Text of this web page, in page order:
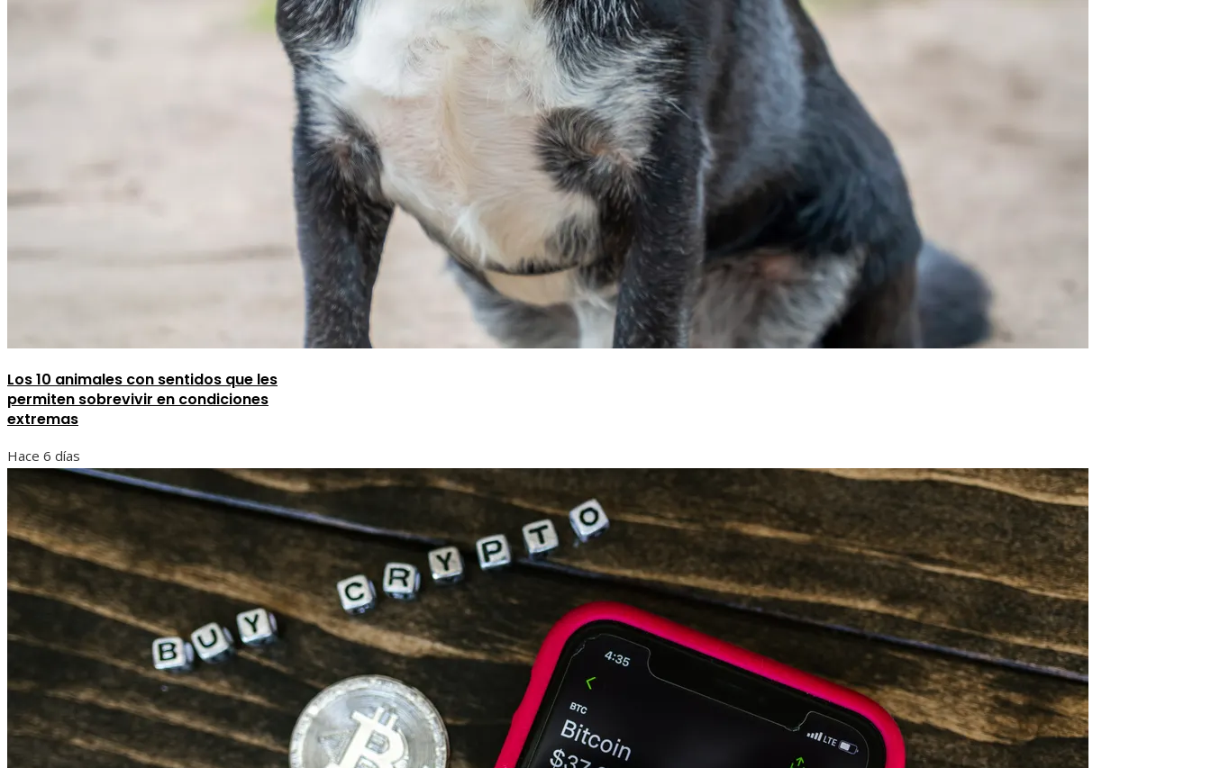
Los 10 animales con sentidos que les
permiten sobrevivir en condiciones
extremas
Hace 6 días